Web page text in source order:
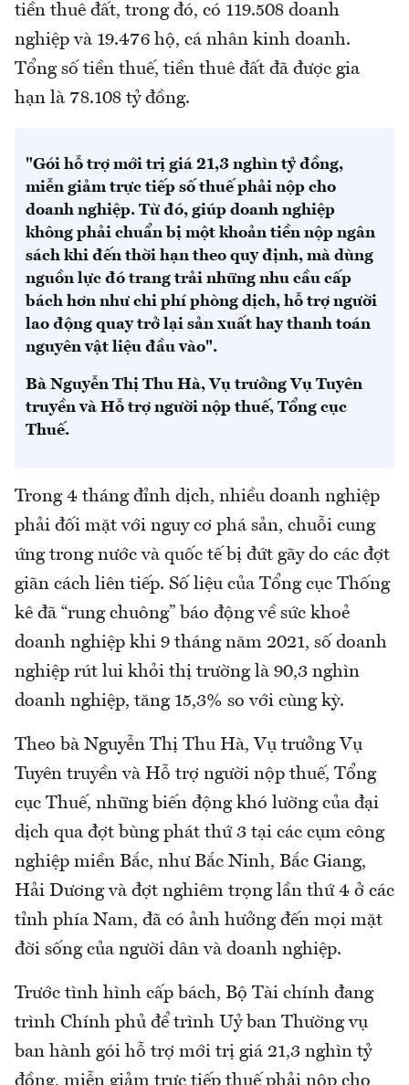
tiền thuê đất, trong đó, có 119.508 doanh
nghiệp và 19.476 hộ, cá nhân kinh doanh.
Tổng số tiền thuế, tiền thuê đất đã được gia
hạn là 78.108 tỷ đồng.
"Gói hỗ trợ mới trị giá 21,3 nghìn tỷ đồng,
miễn giảm trực tiếp số thuế phải nộp cho
doanh nghiệp. Từ đó, giúp doanh nghiệp
không phải chuẩn bị một khoản tiền nộp ngân
sách khi đến thời hạn theo quy định, mà dùng
nguồn lực đó trang trải những nhu cầu cấp
bách hơn như chi phí phòng dịch, hỗ trợ người
lao động quay trở lại sản xuất hay thanh toán
nguyên vật liệu đầu vào".
Bà Nguyễn Thị Thu Hà, Vụ trưởng Vụ Tuyên
truyền và Hỗ trợ người nộp thuế, Tổng cục
Thuế.
Trong 4 tháng đỉnh dịch, nhiều doanh nghiệp
phải đối mặt với nguy cơ phá sản, chuỗi cung
ứng trong nước và quốc tế bị đứt gãy do các đợt
giãn cách liên tiếp. Số liệu của Tổng cục Thống
kê đã “rung chuông” báo động về sức khoẻ
doanh nghiệp khi 9 tháng năm 2021, số doanh
nghiệp rút lui khỏi thị trường là 90,3 nghìn
doanh nghiệp, tăng 15,3% so với cùng kỳ.
Theo bà Nguyễn Thị Thu Hà, Vụ trưởng Vụ
Tuyên truyền và Hỗ trợ người nộp thuế, Tổng
cục Thuế, những biến động khó lường của đại
dịch qua đợt bùng phát thứ 3 tại các cụm công
nghiệp miền Bắc, như Bắc Ninh, Bắc Giang,
Hải Dương và đợt nghiêm trọng lần thứ 4 ở các
tỉnh phía Nam, đã có ảnh hưởng đến mọi mặt
đời sống của người dân và doanh nghiệp.
Trước tình hình cấp bách, Bộ Tài chính đang
trình Chính phủ để trình Uỷ ban Thường vụ
ban hành gói hỗ trợ mới trị giá 21,3 nghìn tỷ
đồng, miễn giảm trực tiếp thuế phải nộp cho